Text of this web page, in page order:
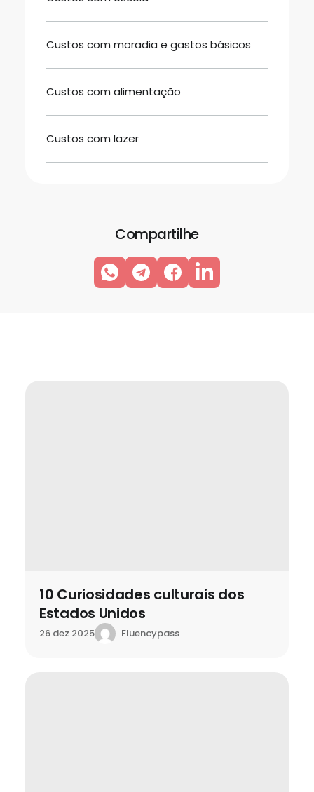
Custos com moradia e gastos básicos
Custos com alimentação
Custos com lazer
Compartilhe
10 Curiosidades culturais dos
Estados Unidos
26 dez 2025 Fluencypass